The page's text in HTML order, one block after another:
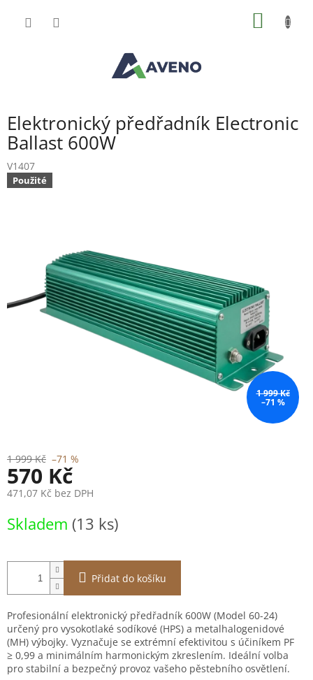
Elektronický předřadník Electronic
Ballast 600W
V1407
Použité
1 999 Kč
–71 %
1 999 Kč –71 %
570 Kč
471,07 Kč bez DPH
cena:
Skladem (13 ks)
Přidat do košíku
Profesionální elektronický předřadník 600W (Model 60-24)
určený pro vysokotlaké sodíkové (HPS) a metalhalogenidové
(MH) výbojky. Vyznačuje se extrémní efektivitou s účiníkem PF
≥ 0,99 a minimálním harmonickým zkreslením. Ideální volba
pro stabilní a bezpečný provoz vašeho pěstebního osvětlení.